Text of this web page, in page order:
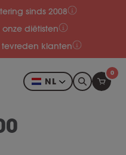
sinds 2008
diëtisten
klanten
NL
0